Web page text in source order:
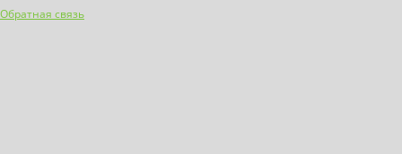
Обратная связь